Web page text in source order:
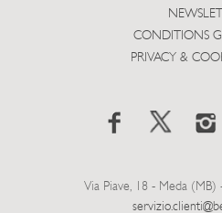
CONDITIONS
PRIVACY &
Via Piave, 18 - Meda